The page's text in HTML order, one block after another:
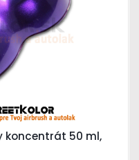
koncentrát 50 ml,